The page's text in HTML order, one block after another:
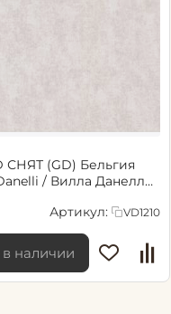
СНЯТ (GD) Бельгия
/ Вилла Данелли
Артикул: VD1210
в наличии